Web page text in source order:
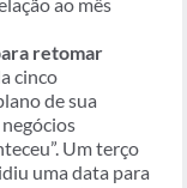
ao mês
retomar
cinco
de sua
Um terço
uma data para